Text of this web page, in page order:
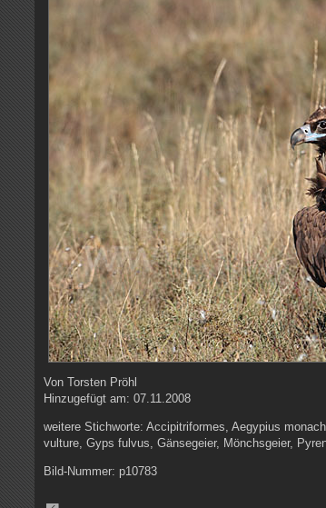
VonTorsten Pröhl
Hinzugefügt am:07.11.2008
weitere Stichworte:Accipitriformes, Aegypius
vulture, Gyps fulvus, Gänsegeier, Mönchsgeier,
Bild-Nummer: p10783